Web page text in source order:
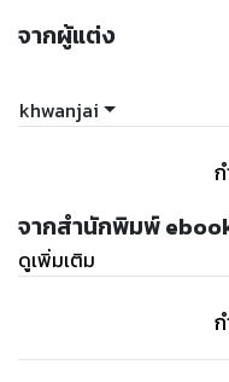
12.อย่าให้ความกลัวมาเป็นอุ
15.เมื่อขงเบ้งต้องสิ้น กอง
16.วิถีแห่งซามูไร ในการสร้
17.การสื่อสารที่ทำให้องค์ก
จากผู้แต่ง
khwanjai
จากสำนักพิมพ์
ดูเพิ่มเติม